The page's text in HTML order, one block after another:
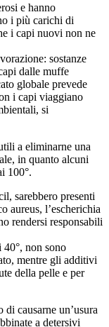
e hanno
i più carichi di
i capi nuovi non ne
sostanze
dalle muffe
globale prevede
i capi viaggiano
si
a eliminarne una
in quanto alcuni
100°.
sarebbero presenti
aureus, l’escherichia
rendersi responsabili
non sono
mentre gli additivi
della pelle e per
causarne un’usura
a detersivi